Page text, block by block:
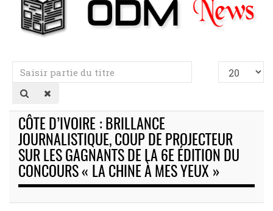
Saisir
partie
du
titre
Afficher
#
CÔTE D’IVOIRE : BRILLANCE
JOURNALISTIQUE, COUP DE PROJECTEUR
SUR LES GAGNANTS DE LA 6E ÉDITION DU
CONCOURS « LA CHINE À MES YEUX »